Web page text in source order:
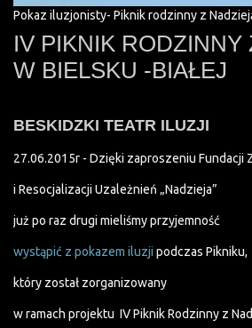
Pokaz iluzjonisty- Piknik rodzinny z
IV PIKNIK RODZINNY
W BIELSKU -BIAŁEJ
BESKIDZKI TEATR ILUZJI
27.06.2015r - Dzięki zaproszeniu Fundacji
i Resocjalizacji Uzależnień „Nadzieja”
już po raz drugi mieliśmy przyjemność
wystąpić z pokazem iluzji podczas Pikniku,
który został zorganizowany
w ramach projektu IV Piknik Rodzinny z